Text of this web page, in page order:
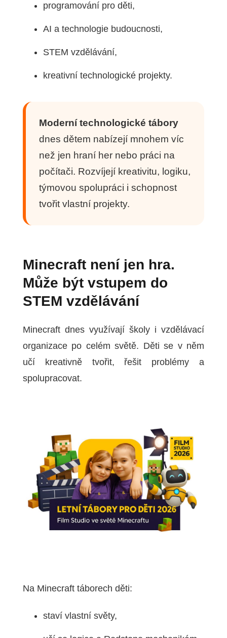
programování pro děti,
AI a technologie budoucnosti,
STEM vzdělávání,
kreativní technologické projekty.
Moderní technologické tábory
dnes dětem nabízejí mnohem víc
než jen hraní her nebo práci na
počítači. Rozvíjejí kreativitu, logiku,
týmovou spolupráci i schopnost
tvořit vlastní projekty.
Minecraft není jen hra.
Může být vstupem do
STEM vzdělávání
Minecraft dnes využívají školy i vzdělávací
organizace po celém světě. Děti se v něm
učí kreativně tvořit, řešit problémy a
spolupracovat.
Na Minecraft táborech děti:
staví vlastní světy,